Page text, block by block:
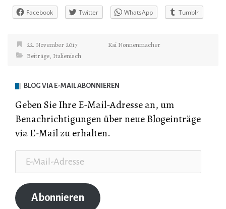
Facebook Twitter WhatsApp Tumblr
22. November 2017
Kai Nonnenmacher
Beiträge, Italienisch
BLOG VIA E-MAIL ABONNIEREN
Geben Sie Ihre E-Mail-Adresse an, um
Benachrichtigungen über neue Blogeinträge
via E-Mail zu erhalten.
Mail-
Adresse
Abonnieren